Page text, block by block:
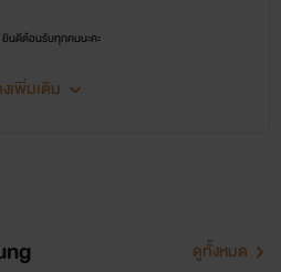
นดีต้อนรับทุกคนนะคะ
ยนะคะที่เข้ามาอ่านนิยาย กดติดตามเรา รวมทั้งเข้ามา
ม่คิดว่านักเขียนโนเนมและมือใหม่จะมาไกลได้ขนาด
: Sameejaejung
เพิ่มเติม
ดูทั้งหมด